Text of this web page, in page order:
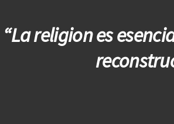
“La religion es